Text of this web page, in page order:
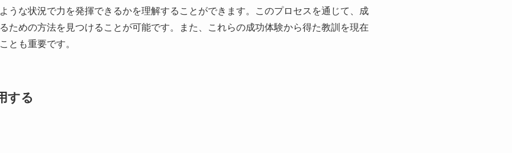
うな状況で力を発揮できるかを理解することができます。このプロセスを通じて、成
ための方法を見つけることが可能です。また、これらの成功体験から得た教訓を現在
とも重要です。
する